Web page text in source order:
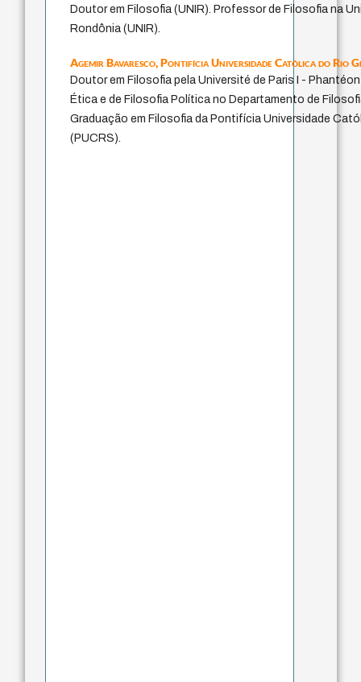
Doutor em Filosofia (UNIR). Professor de Filosofia na
Rondônia (UNIR).
Agemir Bavaresco,Pontifícia Universidade Católica do Rio
Doutor em Filosofia pela Université de Paris I -
Ética e de Filosofia Política no Departamento de
Graduação em Filosofia da Pontifícia Universidade
(PUCRS).